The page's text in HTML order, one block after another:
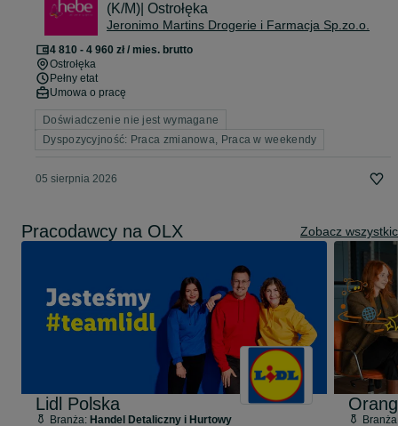
(K/M)| Ostrołęka
Jeronimo Martins Drogerie i Farmacja Sp.zo.o.
4 810 - 4 960 zł / mies. brutto
Ostrołęka
Pełny etat
Umowa o pracę
Doświadczenie nie jest wymagane
Dyspozycyjność: Praca zmianowa, Praca w weekendy
05 sierpnia 2026
Pracodawcy na OLX Zobacz
Lidl Polska
Branża: Handel Detaliczny i Hurtowy